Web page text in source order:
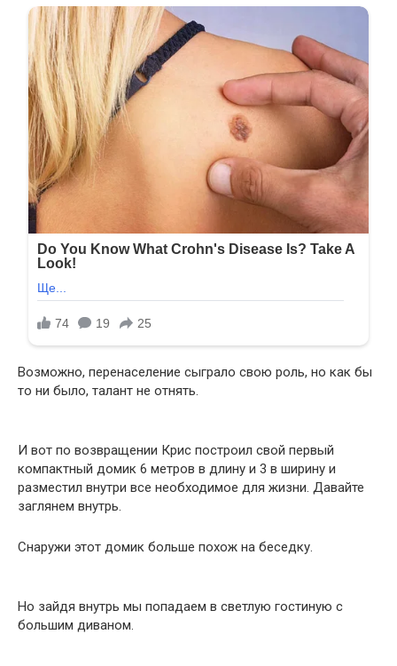
Возможно, перенаселение сыграло свою роль, но как бы
то ни было, талант не отнять.
И вот по возвращении Крис построил свой первый
компактный домик 6 метров в длину и 3 в ширину и
разместил внутри все необходимое для жизни. Давайте
заглянем внутрь.
Снаружи этот домик больше похож на беседку.
Но зайдя внутрь мы попадаем в светлую гостиную с
большим диваном.